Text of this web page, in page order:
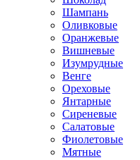
Шампань
Оливковые
Оранжевые
Вишневые
Изумрудные
Венге
Ореховые
Янтарные
Сиреневые
Салатовые
Фиолетовые
Мятные